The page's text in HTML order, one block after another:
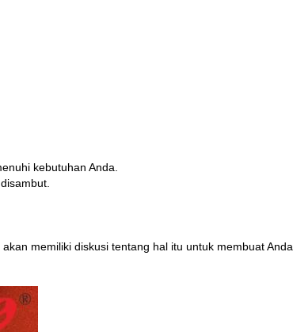
kebutuhan Anda.
memiliki diskusi tentang hal itu untuk membuat Anda